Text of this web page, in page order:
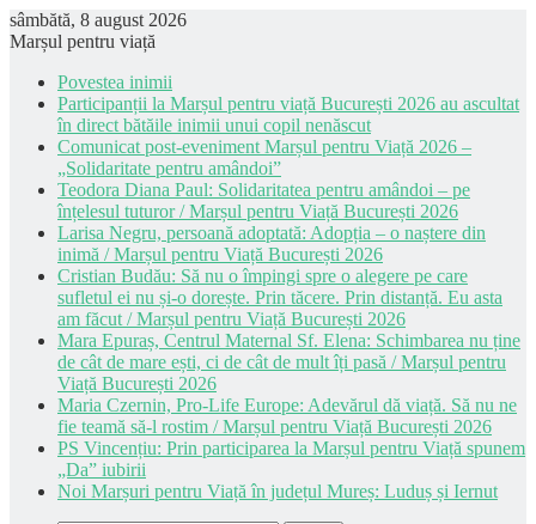
sâmbătă, 8 august 2026
Marșul pentru viață
Povestea inimii
Participanții la Marșul pentru viață București 2026 au ascultat
în direct bătăile inimii unui copil nenăscut
Comunicat post-eveniment Marșul pentru Viață 2026 –
„Solidaritate pentru amândoi”
Teodora Diana Paul: Solidaritatea pentru amândoi – pe
înțelesul tuturor / Marșul pentru Viață București 2026
Larisa Negru, persoană adoptată: Adopția – o naștere din
inimă / Marșul pentru Viață București 2026
Cristian Budău: Să nu o împingi spre o alegere pe care
sufletul ei nu și-o dorește. Prin tăcere. Prin distanță. Eu asta
am făcut / Marșul pentru Viață București 2026
Mara Epuraș, Centrul Maternal Sf. Elena: Schimbarea nu ține
de cât de mare ești, ci de cât de mult îți pasă / Marșul pentru
Viață București 2026
Maria Czernin, Pro-Life Europe: Adevărul dă viață. Să nu ne
fie teamă să-l rostim / Marșul pentru Viață București 2026
PS Vincențiu: Prin participarea la Marșul pentru Viață spunem
„Da” iubirii
Noi Marșuri pentru Viață în județul Mureș: Luduș și Iernut